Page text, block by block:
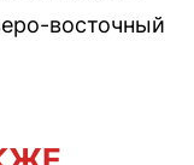
восточный